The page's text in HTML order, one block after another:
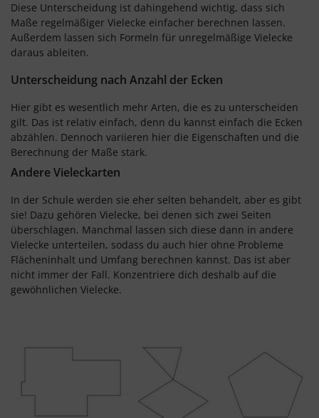
Diese Unterscheidung ist dahingehend wichtig, dass sich
Maße regelmäßiger Vielecke einfacher berechnen lassen.
Außerdem lassen sich Formeln für unregelmäßige Vielecke
daraus ableiten.
Unterscheidung nach Anzahl der Ecken
Hier gibt es wesentlich mehr Arten, die es zu unterscheiden
gilt. Das ist relativ einfach, denn du kannst einfach die Ecken
abzählen. Dennoch variieren hier die Eigenschaften und die
Berechnung der Maße stark.
Andere Vieleckarten
In der Schule werden sie eher selten behandelt, aber es gibt
sie! Dazu gehören Vielecke, bei denen sich zwei Seiten
überschlagen. Manchmal lassen sich diese dann in andere
Vielecke unterteilen, sodass du auch hier ohne Probleme
Flächeninhalt und Umfang berechnen kannst. Das ist aber
nicht immer der Fall. Konzentriere dich deshalb auf die
gewöhnlichen Vielecke.